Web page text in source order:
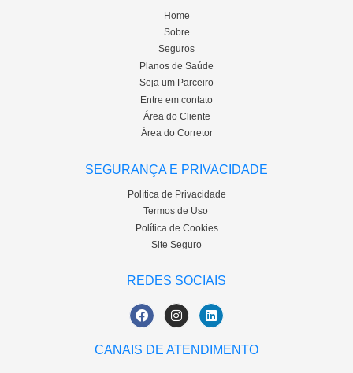
Home
Sobre
Seguros
Planos de Saúde
Seja um Parceiro
Entre em contato
Área do Cliente
Área do Corretor
SEGURANÇA E PRIVACIDADE
Política de Privacidade
Termos de Uso
Política de Cookies
Site Seguro
REDES SOCIAIS
CANAIS DE ATENDIMENTO